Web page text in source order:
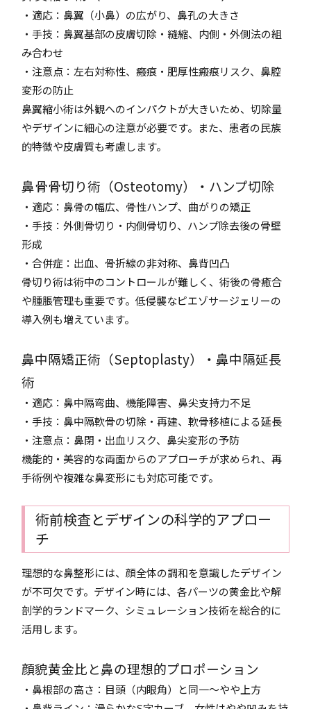
・適応：鼻翼（小鼻）の広がり、鼻孔の大きさ
・手技：鼻翼基部の皮膚切除・縫縮、内側・外側法の組
み合わせ
・注意点：左右対称性、瘢痕・肥厚性瘢痕リスク、鼻腔
変形の防止
鼻翼縮小術は外観へのインパクトが大きいため、切除量
やデザインに細心の注意が必要です。また、患者の民族
的特徴や皮膚質も考慮します。
鼻骨骨切り術（Osteotomy）・ハンプ切除
・適応：鼻骨の幅広、骨性ハンプ、曲がりの矯正
・手技：外側骨切り・内側骨切り、ハンプ除去後の骨壁
形成
・合併症：出血、骨折線の非対称、鼻背凹凸
骨切り術は術中のコントロールが難しく、術後の骨癒合
や腫脹管理も重要です。低侵襲なピエゾサージェリーの
導入例も増えています。
鼻中隔矯正術（Septoplasty）・鼻中隔延長
術
・適応：鼻中隔弯曲、機能障害、鼻尖支持力不足
・手技：鼻中隔軟骨の切除・再建、軟骨移植による延長
・注意点：鼻閉・出血リスク、鼻尖変形の予防
機能的・美容的な両面からのアプローチが求められ、再
手術例や複雑な鼻変形にも対応可能です。
術前検査とデザインの科学的アプロー
チ
理想的な鼻整形には、顔全体の調和を意識したデザイン
が不可欠です。デザイン時には、各パーツの黄金比や解
剖学的ランドマーク、シミュレーション技術を総合的に
活用します。
顔貌黄金比と鼻の理想的プロポーション
・鼻根部の高さ：目頭（内眼角）と同一～やや上方